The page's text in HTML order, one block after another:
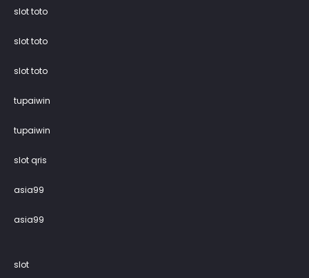
slot toto
slot toto
slot toto
tupaiwin
tupaiwin
slot qris
asia99
asia99
slot